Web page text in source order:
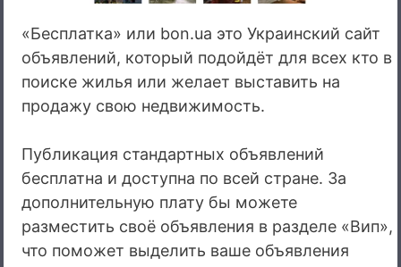
«Бесплатка» или bon.ua это Украинский сайт
объявлений, который подойдёт для всех кто в
поиске жилья или желает выставить на
продажу свою недвижимость.
Публикация стандартных объявлений
бесплатна и доступна по всей стране. За
дополнительную плату бы можете
разместить своё объявления в разделе «Вип»,
что поможет выделить ваше объявления